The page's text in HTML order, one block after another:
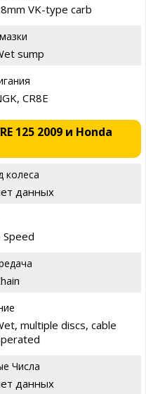
VK-type carb
sump
CR8E
125 2009 и Honda
колеса
данных
Speed
multiple discs, cable
Числа
данных